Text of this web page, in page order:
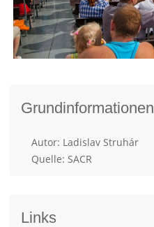
Grundinformationen
Autor: Ladislav Struhár
Quelle: SACR
Links